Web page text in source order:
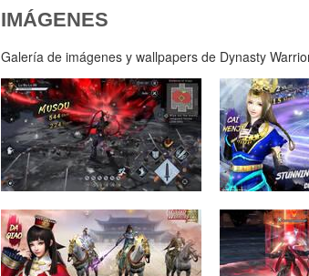
IMÁGENES
Galería de imágenes y wallpapers de Dynasty